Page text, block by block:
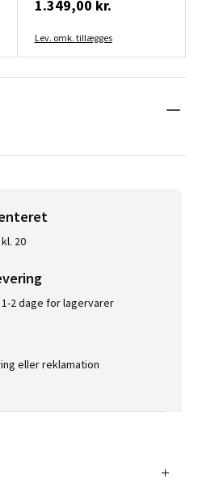
1.349,00 kr.
Lev. omk. tillægges
20
2 dage for lagervarer
eller reklamation